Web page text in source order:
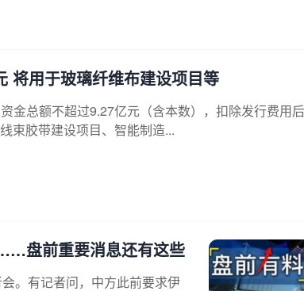
将用于玻璃纤维布建设项目等
金总额不超过9.27亿元（含本数），扣除发行费用
束胶带建设项目、智能制造...
盘前重要消息还有这些
。有记者问，中方此前要求伊